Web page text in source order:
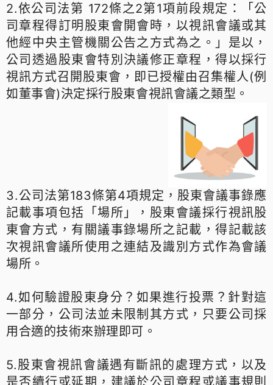
2.依公司法第 172條之2第1項前段規定：「公
司章程得訂明股東會開會時，以視訊會議或其
他經中央主管機關公告之方式為之。」是以，
公司透過股東會特別決議修正章程，得以採行
視訊方式召開股東會，即已授權由召集權人(例
如董事會)決定採行股東會視訊會議之類型。
3.公司法第183條第4項規定，股東會議事錄應
記載事項包括「場所」，股東會議採行視訊股
東會方式，有關議事錄場所之記載，得記載該
次視訊會議所使用之連結及識別方式作為會議
場所。
4.如何驗證股東身分？如果進行投票？針對這
一部分，公司法並未限制其方式，只要公司採
用合適的技術來辦理即可。
5.股東會視訊會議遇有斷訊的處理方式，以及